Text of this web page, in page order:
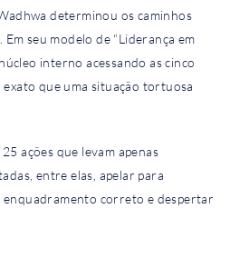
determinou os caminhos
seu modelo de “Liderança em
interno acessando as cinco
que uma situação tortuosa
ações que levam apenas
entre elas, apelar para
correto e despertar